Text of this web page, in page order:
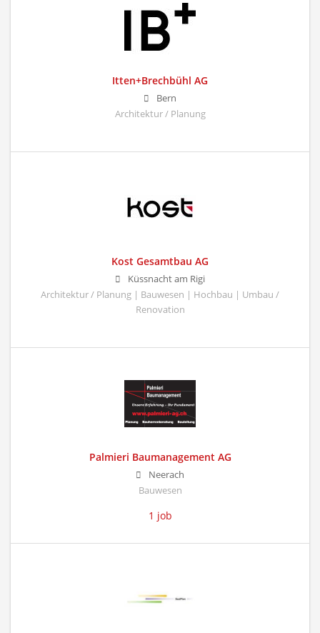
Itten+Brechbühl AG
Bern
Architektur / Planung
Kost Gesamtbau AG
Küssnacht am Rigi
Architektur / Planung | Bauwesen | Hochbau | Umbau /
Renovation
Palmieri Baumanagement AG
Neerach
Bauwesen
1 job